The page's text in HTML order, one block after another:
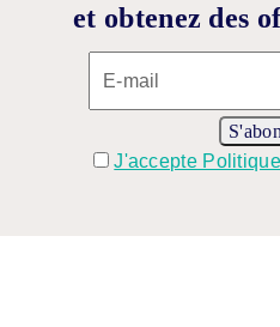
et obtenez des
J'accepte